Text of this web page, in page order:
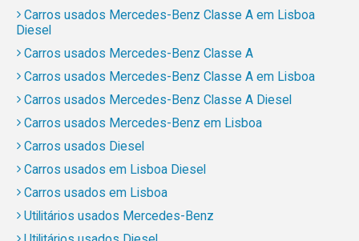
Carros usados Mercedes-Benz Classe A em Lisboa
Diesel
Carros usados Mercedes-Benz Classe A
Carros usados Mercedes-Benz Classe A em Lisboa
Carros usados Mercedes-Benz Classe A Diesel
Carros usados Mercedes-Benz em Lisboa
Carros usados Diesel
Carros usados em Lisboa Diesel
Carros usados em Lisboa
Utilitários usados Mercedes-Benz